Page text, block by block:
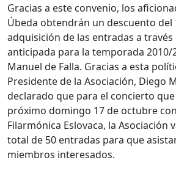
Gracias a este convenio, los
Úbeda obtendrán un descuento del
adquisición de las entradas a través
anticipada para la temporada 2010/
Manuel de Falla. Gracias a esta
Presidente de la Asociación, Diego
declarado que para el concierto
próximo domingo 17 de octubre
Filarmónica Eslovaca, la Asociación
total de 50 entradas para que
miembros interesados.